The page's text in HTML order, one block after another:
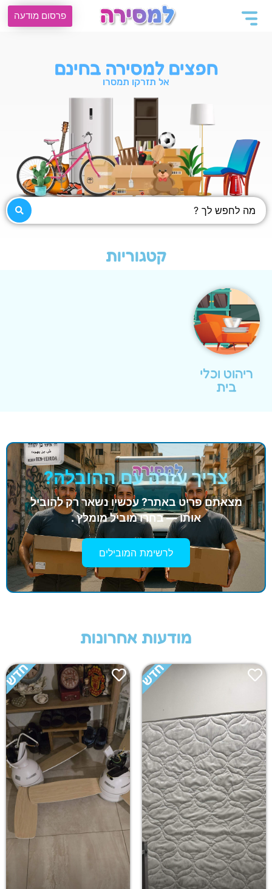
פרסום מודעה
חפצים למסירה בחינם
אל תזרקו תמסרו
קטגוריות
ריהוט וכלי
בית
צריך עזרה עם ההובלה?
מצאתם פריט באתר? עכשיו נשאר רק להוביל
אותו — בחרו מוביל מומלץ .
לרשימת המובילים
מודעות אחרונות